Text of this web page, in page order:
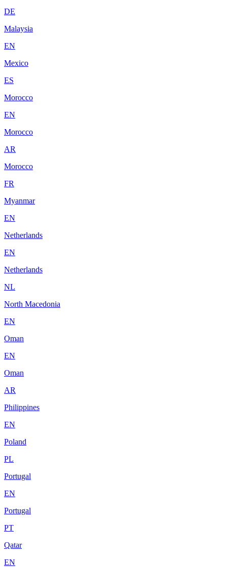
DE
Malaysia
EN
Mexico
ES
Morocco
EN
Morocco
AR
Morocco
FR
Myanmar
EN
Netherlands
EN
Netherlands
NL
North Macedonia
EN
Oman
EN
Oman
AR
Philippines
EN
Poland
PL
Portugal
EN
Portugal
PT
Qatar
EN